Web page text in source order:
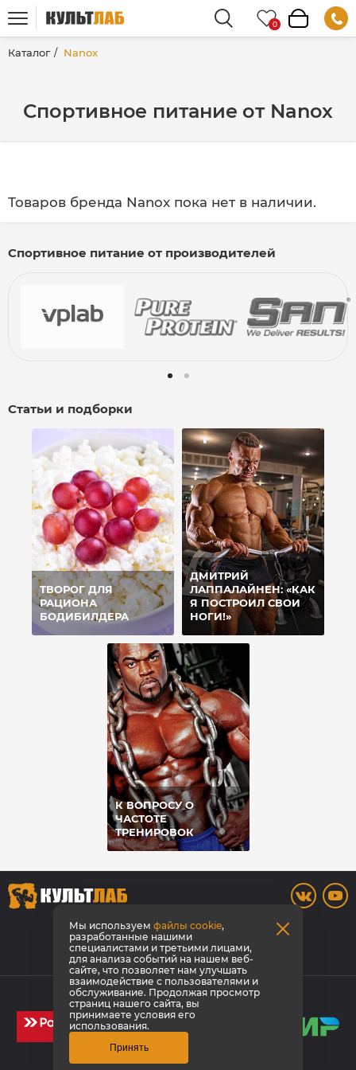
Каталог Nanox
Спортивное питание от Nanox
Товаров бренда Nanox пока нет в наличии.
Спортивное питание от производителей
Статьи и подборки
ТВОРОГ ДЛЯ
РАЦИОНА
БОДИБИЛДЕРА
ДМИТРИЙ
ЛАППАЛАЙНЕН: «КАК
Я ПОСТРОИЛ СВОИ
НОГИ!»
К ВОПРОСУ О
ЧАСТОТЕ
ТРЕНИРОВОК
8 (3842) 446-373
Заказать звонок
© КультЛаб Спортивное питание
Политика конфиденциальности
Создание сайта
Мы используемфайлы cookie,
разработанные нашими
специалистами и третьими лицами,
для анализа событий на нашем веб-
сайте, что позволяет нам улучшать
взаимодействие с пользователями и
обслуживание. Продолжая просмотр
страниц нашего сайта, вы
принимаете условия его
использования.
Принять